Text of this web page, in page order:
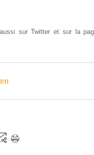
sur Twitter et sur la